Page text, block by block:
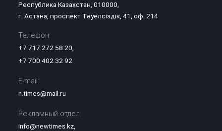
Республика Казахстан, 010000,
г. Астана, проспект Тәуелсіздік, 41, оф. 214
Телефон:
+7 717 272 58 20
+7 700 402 32 92
E-mail:
n.times@mail.ru
Рекламный отдел:
info@newtimes.kz,